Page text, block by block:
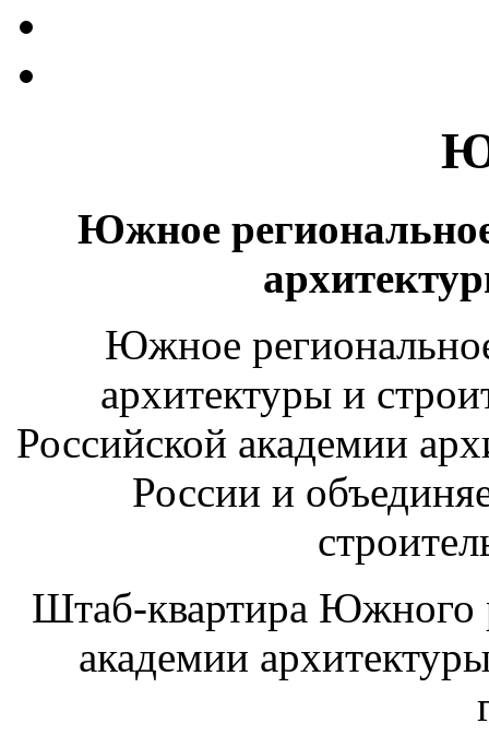
Южное
Южное
архитектуры и
Российской академии
России и
Штаб-квартира Южного
академии